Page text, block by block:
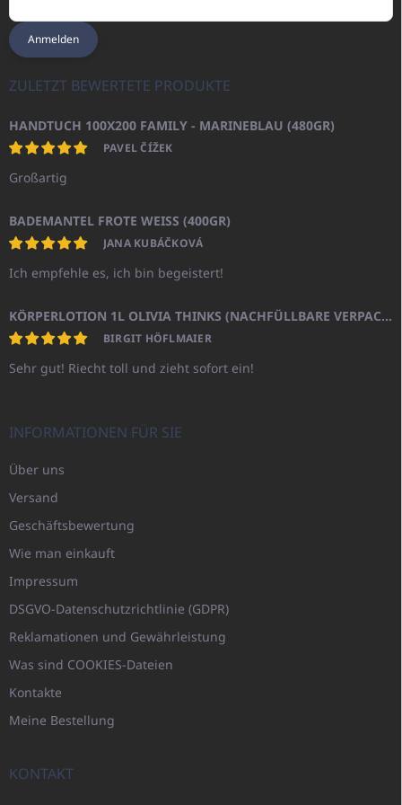
Anmelden
ZULETZT BEWERTETE PRODUKTE
HANDTUCH 100X200 FAMILY - MARINEBLAU (480GR)
PAVEL ČÍŽEK
Großartig
BADEMANTEL FROTE WEISS (400GR)
JANA KUBÁČKOVÁ
Ich empfehle es, ich bin begeistert!
KÖRPERLOTION 1L OLIVIA THINKS (NACHFÜLLBARE VERPACKUNG)
BIRGIT HÖFLMAIER
Sehr gut! Riecht toll und zieht sofort ein!
INFORMATIONEN FÜR SIE
Über uns
Versand
Geschäftsbewertung
Wie man einkauft
Impressum
DSGVO-Datenschutzrichtlinie (GDPR)
Reklamationen und Gewährleistung
Was sind COOKIES-Dateien
Kontakte
Meine Bestellung
KONTAKT